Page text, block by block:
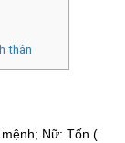
thân
Nữ: Tốn (